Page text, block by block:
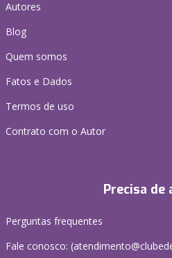
Autores
Blog
Quem somos
Fatos e Dados
Termos de uso
Contrato com o Autor
Precisa de
Perguntas frequentes
Fale conosco: